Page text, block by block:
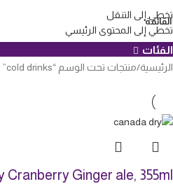
تخطي إلى التنقل
تخطي إلى المحتوى الرئيسي
القائمة
cold drinks
الفئات
الرئيسية منتجات تحت الوسم “cold drinks”
Cranberry Ginger ale, 355ml